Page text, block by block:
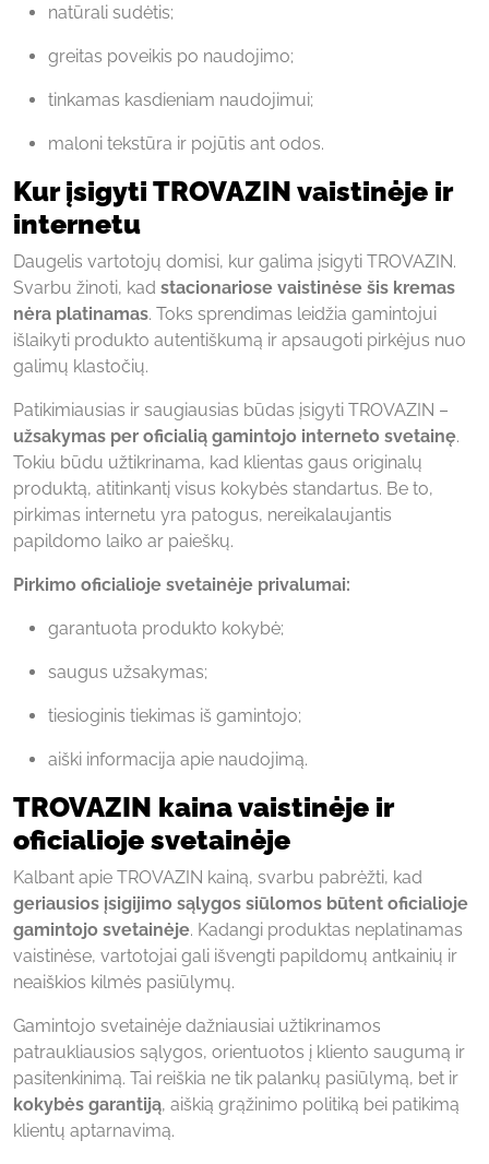
natūrali sudėtis;
greitas poveikis po naudojimo;
tinkamas kasdieniam naudojimui;
maloni tekstūra ir pojūtis ant odos.
Kur įsigyti TROVAZIN vaistinėje ir
internetu
Daugelis vartotojų domisi, kur galima įsigyti TROVAZIN.
Svarbu žinoti, kad stacionariose vaistinėse šis kremas
nėra platinamas. Toks sprendimas leidžia gamintojui
išlaikyti produkto autentiškumą ir apsaugoti pirkėjus nuo
galimų klastočių.
Patikimiausias ir saugiausias būdas įsigyti TROVAZIN –
užsakymas per oficialią gamintojo interneto svetainę.
Tokiu būdu užtikrinama, kad klientas gaus originalų
produktą, atitinkantį visus kokybės standartus. Be to,
pirkimas internetu yra patogus, nereikalaujantis
papildomo laiko ar paieškų.
Pirkimo oficialioje svetainėje privalumai:
garantuota produkto kokybė;
saugus užsakymas;
tiesioginis tiekimas iš gamintojo;
aiški informacija apie naudojimą.
TROVAZIN kaina vaistinėje ir
oficialioje svetainėje
Kalbant apie TROVAZIN kainą, svarbu pabrėžti, kad
geriausios įsigijimo sąlygos siūlomos būtent oficialioje
gamintojo svetainėje. Kadangi produktas neplatinamas
vaistinėse, vartotojai gali išvengti papildomų antkainių ir
neaiškios kilmės pasiūlymų.
Gamintojo svetainėje dažniausiai užtikrinamos
patraukliausios sąlygos, orientuotos į kliento saugumą ir
pasitenkinimą. Tai reiškia ne tik palankų pasiūlymą, bet ir
kokybės garantiją, aiškią grąžinimo politiką bei patikimą
klientų aptarnavimą.